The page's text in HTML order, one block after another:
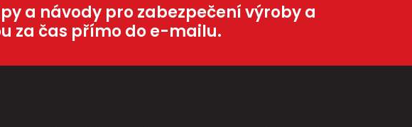
a návody pro zabezpečení výroby a
za čas přímo do e-mailu.